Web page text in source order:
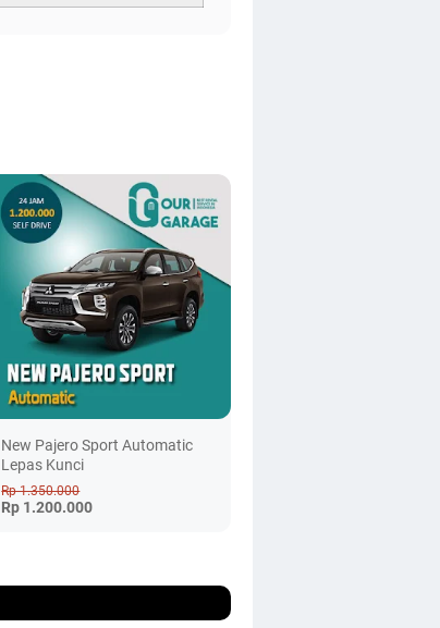
New Pajero Sport Automatic
Lepas Kunci
Rp 1.350.000
Rp 1.200.000